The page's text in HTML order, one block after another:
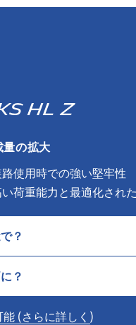
HL Z
の拡大
使用時での強い堅牢性
荷重能力と最適化され
？
？
能 (さらに詳しく)